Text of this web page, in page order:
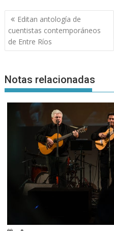
Navegación
de
entradas
Editan antología de
cuentistas contemporáneos
de Entre Ríos
Notas relacionadas